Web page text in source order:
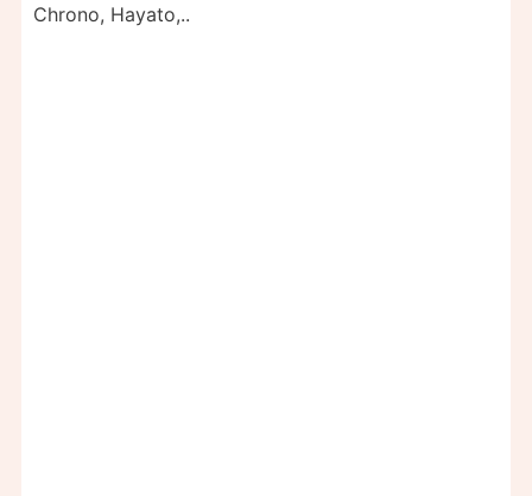
Chrono, Hayato,..